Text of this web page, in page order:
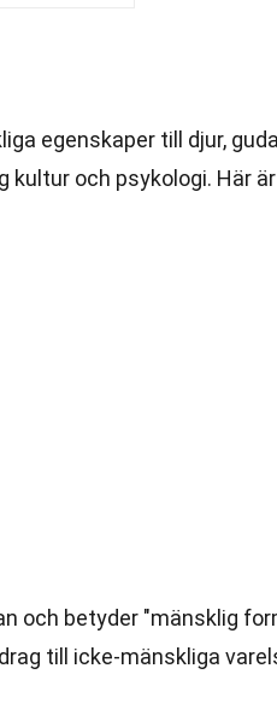
egenskaper till djur,
och psykologi. Här
och betyder "mänsklig
till icke-mänskliga